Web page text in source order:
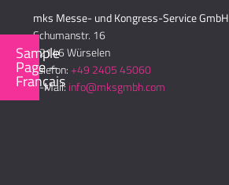
Sample
Page –
Français
mks Messe- und Kongress-Service GmbH
Schumanstr. 16
52146 Würselen
Telefon:+49 2405 45060
E-Mail: info@mksgmbh.com